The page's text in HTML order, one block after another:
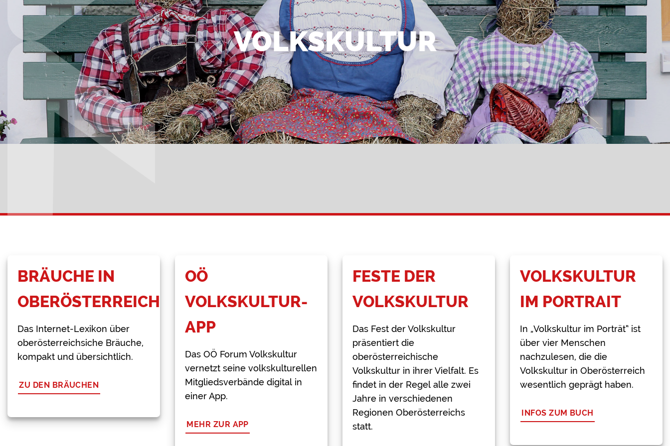
VOLKSKULTUR
BRÄUCHE IN
OBERÖSTERREICH
Das Internet-Lexikon über
oberösterreichsiche Bräuche,
kompakt und übersichtlich.
ZU DEN BRÄUCHEN
OÖ
VOLKSKULTUR-
APP
Das OÖ Forum Volkskultur
vernetzt seine volkskulturellen
Mitgliedsverbände digital in
einer App.
MEHR ZUR APP
FESTE DER
VOLKSKULTUR
Das Fest der Volkskultur
präsentiert die
oberösterreichische
Volkskultur in ihrer Vielfalt. Es
findet in der Regel alle zwei
Jahre in verschiedenen
Regionen Oberösterreichs
statt.
VOLKSKULTUR
IM PORTRAIT
In „Volkskultur im Porträt“ ist
über vier Menschen
nachzulesen, die die
Volkskultur in Oberösterreich
wesentlich geprägt haben.
INFOS ZUM BUCH